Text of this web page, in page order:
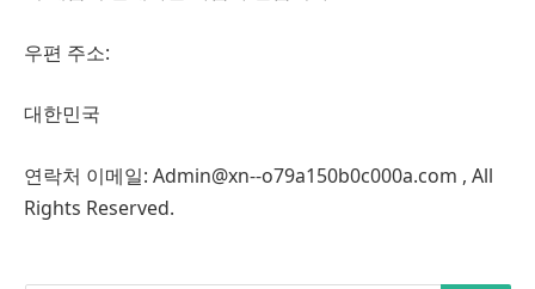
우편 주소:
대한민국
연락처 이메일: Admin@xn--o79a150b0c000a.com , All
Rights Reserved.